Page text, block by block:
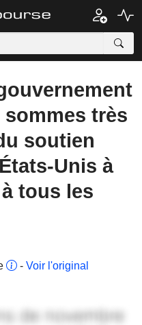
très
soutien
Unis à
tous les
- Voir l'original